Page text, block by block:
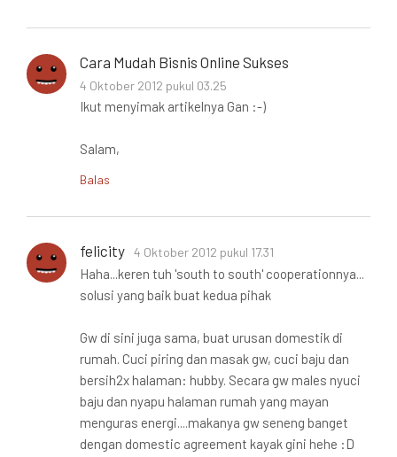
Cara Mudah Bisnis Online Sukses
4 Oktober 2012 pukul 03.25
Ikut menyimak artikelnya Gan :-)
Salam,
Balas
felicity 4 Oktober 2012 pukul 17.31
Haha...keren tuh 'south to south' cooperationnya...
solusi yang baik buat kedua pihak
Gw di sini juga sama, buat urusan domestik di
rumah. Cuci piring dan masak gw, cuci baju dan
bersih2x halaman: hubby. Secara gw males nyuci
baju dan nyapu halaman rumah yang mayan
menguras energi....makanya gw seneng banget
dengan domestic agreement kayak gini hehe :D